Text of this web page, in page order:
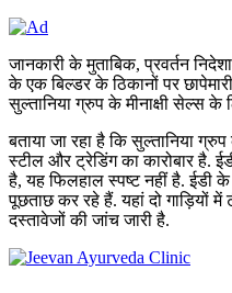
जानकारी के मुताबिक, प्रवर्तन
के एक बिल्डर के ठिकानों पर
सुल्तानिया ग्रुप के मीनाक्षी सेल्स के
बताया जा रहा है कि सुल्तानिया
स्टील और ट्रेडिंग का कारोबार है.
है, यह फिलहाल स्पष्ट नहीं है. ईडी
पूछताछ कर रहे हैं. यहां दो गाड़ियों में
दस्तावेजों की जांच जारी है.